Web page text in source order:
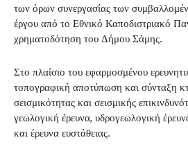
των όρων συνεργασίας των
έργου από το Εθνικό Καποδιστριακό
χρηματοδότηση του Δήμου Σάμης.
Στο πλαίσιο του εφαρμοσμένου
τοπογραφική αποτύπωση και σύνταξη
σεισμικότητας και σεισμικής
γεωλογική έρευνα, υδρογεωλογική
και έρευνα ευστάθειας.